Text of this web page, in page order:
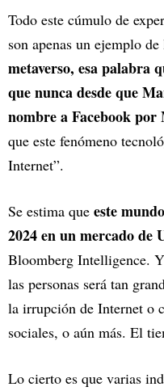
Todo este cúmulo de
son apenas un ejemplo
metaverso, esa palabra
que nunca desde que
nombre a Facebook por
que este fenómeno
Internet”.
Se estima que este
2024 en un mercado de
Bloomberg Intelligence.
las personas será tan
la irrupción de Internet o
sociales, o aún más. El
Lo cierto es que varias